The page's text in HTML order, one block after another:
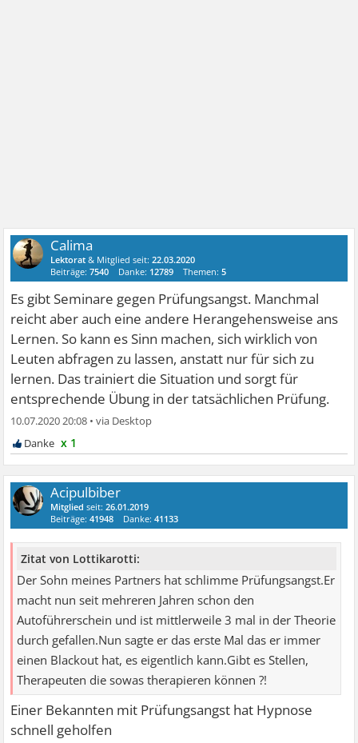
Calima
Lektorat & Mitglied seit:22.03.2020
Beiträge:7540 Danke: 12789 Themen:5
Es gibt Seminare gegen Prüfungsangst. Manchmal
reicht aber auch eine andere Herangehensweise ans
Lernen. So kann es Sinn machen, sich wirklich von
Leuten abfragen zu lassen, anstatt nur für sich zu
lernen. Das trainiert die Situation und sorgt für
entsprechende Übung in der tatsächlichen Prüfung.
10.07.2020 20:08 •
x 1
Acipulbiber
Mitglied seit:26.01.2019
Beiträge:41948 Danke:41133
Zitat von Lottikarotti:
Der Sohn meines Partners hat schlimme Prüfungsangst.Er
macht nun seit mehreren Jahren schon den
Autoführerschein und ist mittlerweile 3 mal in der Theorie
durch gefallen.Nun sagte er das erste Mal das er immer
einen Blackout hat, es eigentlich kann.Gibt es Stellen,
Therapeuten die sowas therapieren können ?!
Einer Bekannten mit Prüfungsangst hat Hypnose
schnell geholfen